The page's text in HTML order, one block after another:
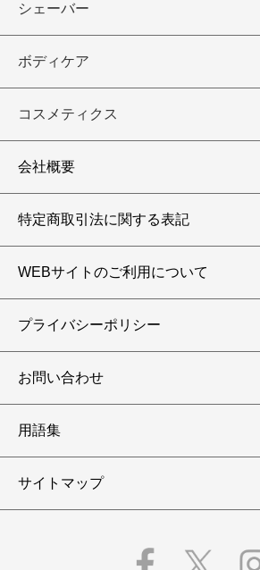
シェーバー
ボディケア
コスメティクス
会社概要
特定商取引法に関する表記
WEBサイトのご利用について
プライバシーポリシー
お問い合わせ
用語集
サイトマップ